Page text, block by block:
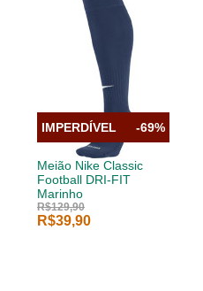
Meião Nike Classic
Football DRI-FIT
Marinho
R$129,90
R$39,90
IMPERDÍVEL -69%